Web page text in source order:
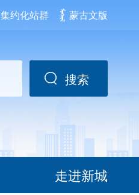
集约化站群 蒙古文版
搜索
走进新城